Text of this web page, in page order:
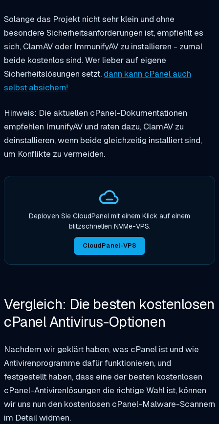
Solange das Projekt nicht sehr klein und ohne
besondere Sicherheitsanforderungen ist, empfiehlt es
sich, ClamAV oder ImmunifyAV zu installieren - zumal
beide kostenlos sind. Wer lieber auf eigene
Sicherheitslösungen setzt, dann kann cPanel auch
selbst absichern!
Hinweis: Die aktuellen cPanel-Dokumentationen
empfehlen ImunifyAV und raten dazu, ClamAV zu
deinstallieren, wenn beide gleichzeitig installiert sind,
um Konflikte zu vermeiden.
Deployen Sie CloudPanel mit einem Klick auf einem
blitzschnellen NVMe-VPS.
CloudPanel-VPS
Vergleich: Die besten kostenlosen
cPanel Antivirus-Optionen
Nachdem wir geklärt haben, was cPanel ist und wie
Antivirenprogramme dafür funktionieren, und
festgestellt haben, dass eine der besten kostenlosen
cPanel-Antivirenlösungen die richtige Wahl ist, können
wir uns nun den kostenlosen cPanel-Malware-Scannern
im Detail widmen.